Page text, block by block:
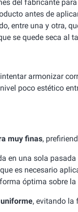
del fabricante
antes de
entre una y otra,
se quede seca al
armonizar
poco estético
muy finas,
en una sola
es necesario
óptima sobre la
, evitando la